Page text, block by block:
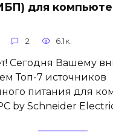
для
2 6.1к.
Сегодня Вашему
Топ-7 источников
питания для
by Schneider